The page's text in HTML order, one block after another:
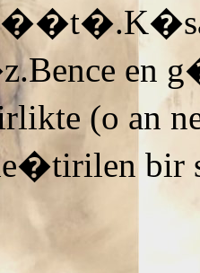
en
(o an
bir